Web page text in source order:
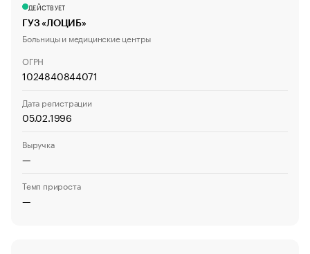
ДЕЙСТВУЕТ
ГУЗ «ЛОЦИБ»
Больницы и медицинские центры
ОГРН
1024840844071
Дата регистрации
05.02.1996
Выручка
—
Темп прироста
—